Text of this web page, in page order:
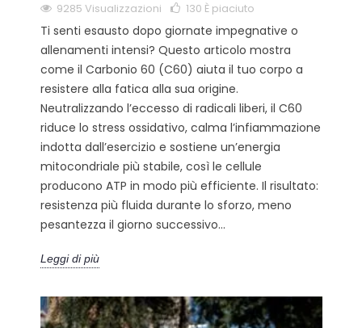
9285 Visualizzazioni 130 È piaciuto
Ti senti esausto dopo giornate impegnative o
allenamenti intensi? Questo articolo mostra
come il Carbonio 60 (C60) aiuta il tuo corpo a
resistere alla fatica alla sua origine.
Neutralizzando l’eccesso di radicali liberi, il C60
riduce lo stress ossidativo, calma l’infiammazione
indotta dall’esercizio e sostiene un’energia
mitocondriale più stabile, così le cellule
producono ATP in modo più efficiente. Il risultato:
resistenza più fluida durante lo sforzo, meno
pesantezza il giorno successivo...
Leggi di più